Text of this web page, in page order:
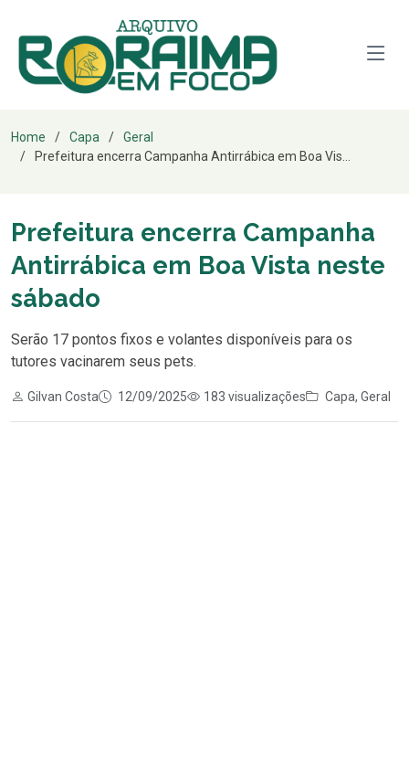
Home Capa
Geral
Prefeitura encerra Campanha Antirrábica em Boa Vis...
Prefeitura encerra Campanha
Antirrábica em Boa Vista neste
sábado
Serão 17 pontos fixos e volantes disponíveis para os
tutores vacinarem seus pets.
Gilvan Costa 12/09/2025 183 visualizações Capa, Geral